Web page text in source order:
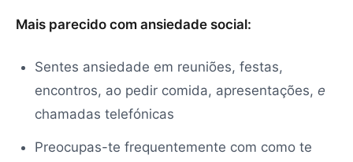
Mais parecido com ansiedade social:
Sentes ansiedade em reuniões, festas,
encontros, ao pedir comida, apresentações, e
chamadas telefónicas
Preocupas-te frequentemente com como te